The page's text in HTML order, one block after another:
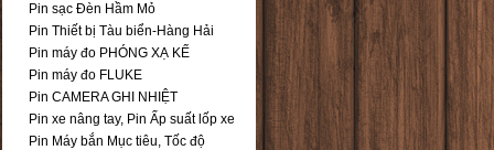
Pin sạc Đèn Hầm Mỏ
Pin Thiết bị Tàu biển-Hàng Hải
Pin máy đo PHÓNG XẠ KẾ
Pin máy đo FLUKE
Pin CAMERA GHI NHIỆT
Pin xe nâng tay, Pin Ấp suất lốp xe
Pin Máy bắn Mục tiêu, Tốc độ